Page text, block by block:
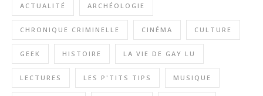
ACTUALITÉ ARCHÉOLOGIE
CHRONIQUE CRIMINELLE CINÉMA CULTURE
GEEK HISTOIRE LA VIE DE GAY LU
LECTURES LES P'TITS TIPS MUSIQUE